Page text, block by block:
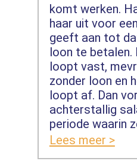
komt werken.
haar uit voor
geeft aan tot
loon te betalen.
loopt vast,
zonder loon en
loopt af. Dan
achterstallig
periode waarin
Lees meer >